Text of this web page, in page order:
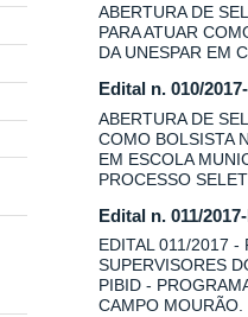
ABERTURA DE
PARA ATUAR
DA UNESPAR EM
Edital n. 010/
ABERTURA DE
COMO BOLSISTA
EM ESCOLA
PROCESSO
Edital n. 011/
EDITAL 011/2017 -
SUPERVISORES
PIBID -
CAMPO MOURÃO.